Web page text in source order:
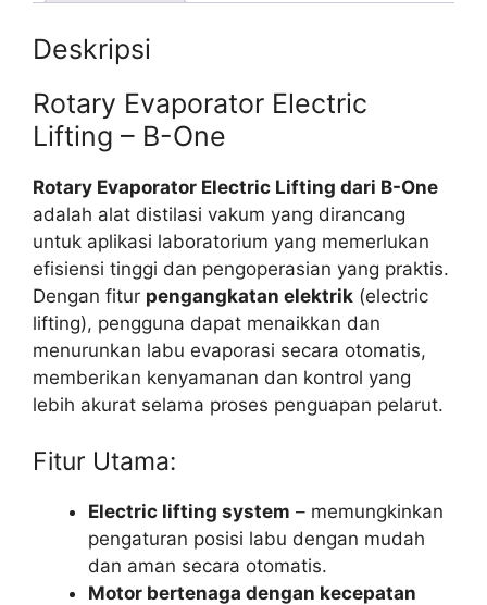
Deskripsi
Rotary Evaporator Electric
Lifting – B-One
Rotary Evaporator Electric Lifting dari B-One
adalah alat distilasi vakum yang dirancang
untuk aplikasi laboratorium yang memerlukan
efisiensi tinggi dan pengoperasian yang praktis.
Dengan fitur pengangkatan elektrik (electric
lifting), pengguna dapat menaikkan dan
menurunkan labu evaporasi secara otomatis,
memberikan kenyamanan dan kontrol yang
lebih akurat selama proses penguapan pelarut.
Fitur Utama:
Electric lifting system – memungkinkan
pengaturan posisi labu dengan mudah
dan aman secara otomatis.
Motor bertenaga dengan kecepatan